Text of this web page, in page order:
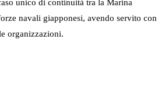
unico di continuità tra la Marina
navali giapponesi, avendo servito con
organizzazioni.